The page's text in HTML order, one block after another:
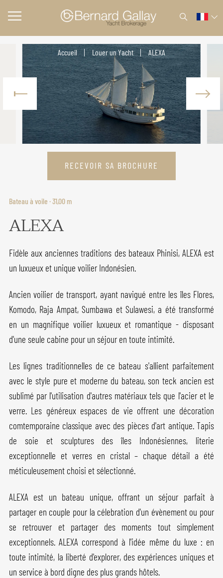
Accueil Louer un Yacht ALEXA
RECEVOIR SA BROCHURE
Bateau à voile · 31,00 m
ALEXA
Fidèle aux anciennes traditions des bateaux Phinisi, ALEXA est
un luxueux et unique voilier Indonésien.
Ancien voilier de transport, ayant navigué entre les îles Flores,
Komodo, Raja Ampat, Sumbawa et Sulawesi, a été transformé
en un magnifique voilier luxueux et romantique - disposant
d'une seule cabine pour un séjour en toute intimité.
Les lignes traditionnelles de ce bateau s'allient parfaitement
avec le style pure et moderne du bateau, son teck ancien est
sublimé par l'utilisation d'autres matériaux tels que l'acier et le
verre. Les généreux espaces de vie offrent une décoration
comtemporaine classique avec des pièces d'art antique. Tapis
de soie et sculptures des îles Indonésiennes, literie
exceptionnelle et verres en cristal – chaque détail a été
méticuleusement choisi et sélectionné.
ALEXA est un bateau unique, offrant un séjour parfait à
partager en couple pour la célebration d'un évènement ou pour
se retrouver et partager des moments tout simplement
exceptionnels. ALEXA correspond à l'idée même du luxe : en
toute intimité, la liberté d'explorer, des expériences uniques et
un service à bord digne des plus grands hôtels.